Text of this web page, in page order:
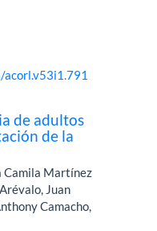
de adultos
de la
Camila Martínez
Juan
Camacho,